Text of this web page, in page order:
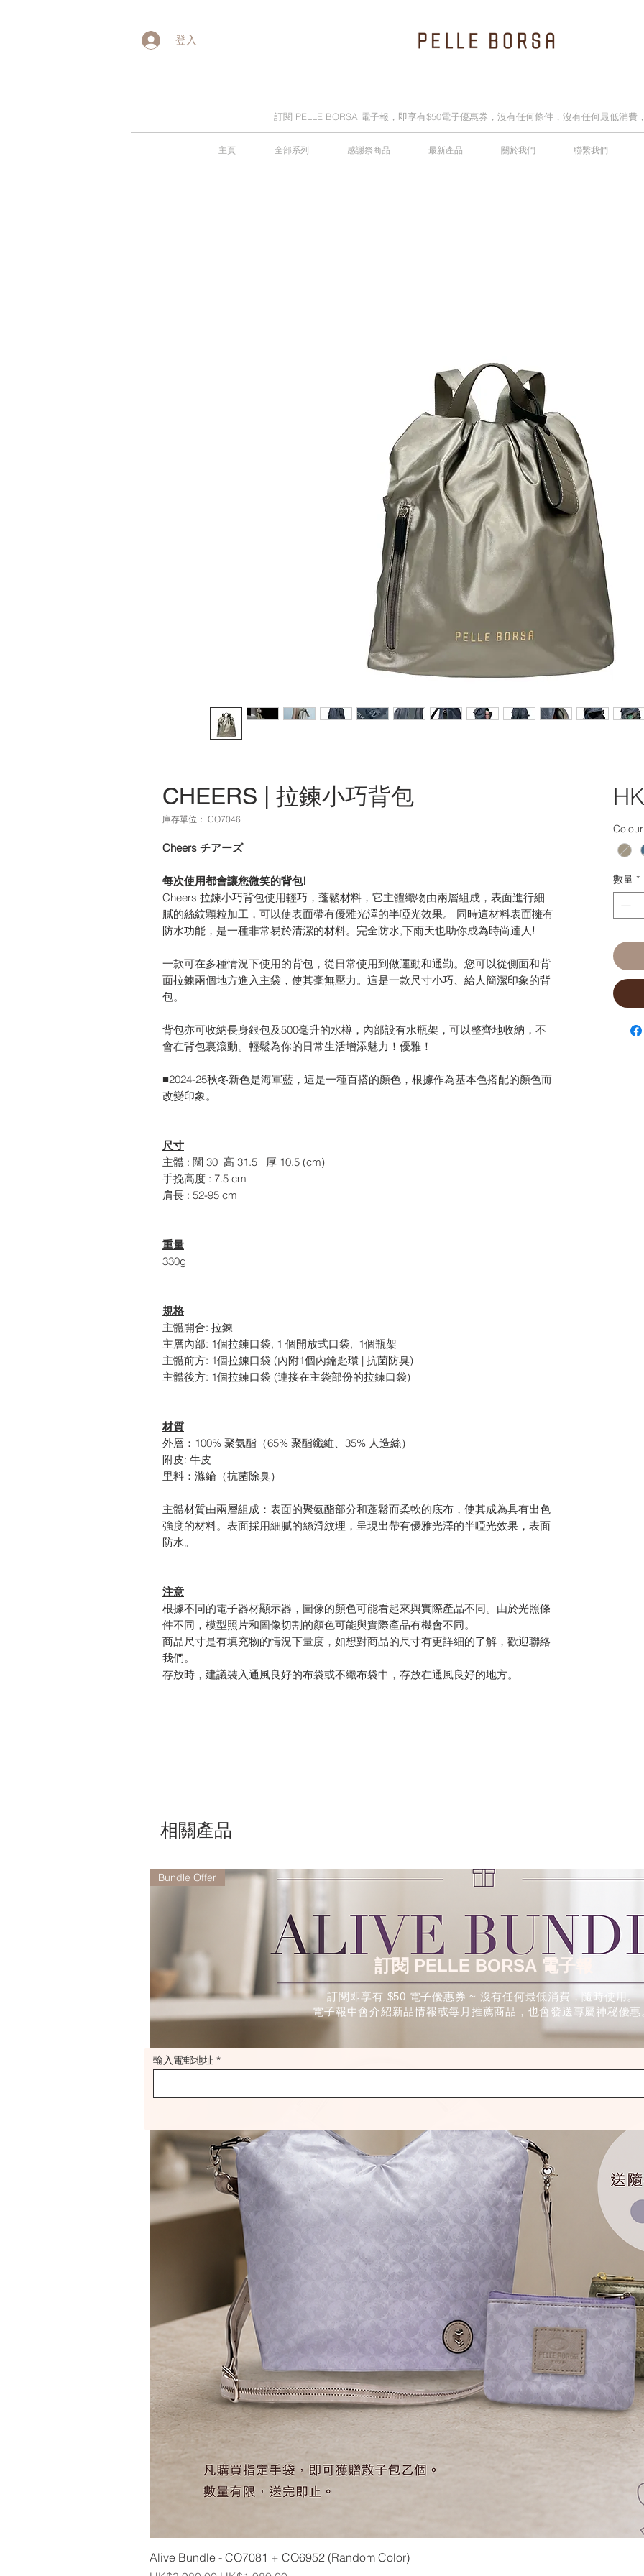
登入
訂閱 PELLE BORSA 電子報，即享有$50電子優惠券，沒有任何條件，沒有任何最低消費
主頁 全部系列 感謝祭商品 最新產品 關於我們 聯繫我們
CHEERS | 拉鍊小巧背包
庫存單位： CO7046
Cheers チアーズ
每次使用都會讓您微笑的背包!
Cheers 拉鍊小巧背包使用輕巧，蓬鬆材料，它主體織物由兩層組成，表面進行細
膩的絲紋顆粒加工，可以使表面帶有優雅光澤的半啞光效果。 同時這材料表面擁有
防水功能，是一種非常易於清潔的材料。完全防水,下雨天也助你成為時尚達人!
一款可在多種情況下使用的背包，從日常使用到做運動和通勤。您可以從側面和背
面拉鍊兩個地方進入主袋，使其毫無壓力。這是一款尺寸小巧、給人簡潔印象的背
包。
背包亦可收納長身銀包及500毫升的水樽，內部設有水瓶架，可以整齊地收納，不
會在背包裏滾動。輕鬆為你的日常生活增添魅力！優雅！
■2024-25秋冬新色是海軍藍，這是一種百搭的顏色，根據作為基本色搭配的顏色而
改變印象。
尺寸
主體 : 闊 30 高 31.5 厚 10.5 (cm)
手挽高度 : 7.5 cm
肩長 : 52-95 cm
重量
330g
規格
主體開合: 拉鍊
主層內部: 1個拉鍊口袋, 1 個開放式口袋, 1個瓶架
主體前方: 1個拉鍊口袋 (內附1個內鑰匙環 | 抗菌防臭)
主體後方: 1個拉鍊口袋 (連接在主袋部份的拉鍊口袋)
材質
外層：100% 聚氨酯（65% 聚酯纖維、35% 人造絲）
附皮: 牛皮
里料：滌綸（抗菌除臭）
主體材質由兩層組成：表面的聚氨酯部分和蓬鬆而柔軟的底布，使其成為具有出色
強度的材料。表面採用細膩的絲滑紋理，呈現出帶有優雅光澤的半啞光效果，表面
防水。
注意
根據不同的電子器材顯示器，圖像的顏色可能看起來與實際產品不同。由於光照條
件不同，模型照片和圖像切割的顏色可能與實際產品有機會不同。
商品尺寸是有填充物的情況下量度，如想對商品的尺寸有更詳細的了解，歡迎聯絡
我們。
存放時，建議裝入通風良好的布袋或不織布袋中，存放在通風良好的地方。
Colour
數量 *
相關產品
Bundle Offer
Alive Bundle - CO7081 + CO6952 (Random Color)
訂閱 PELLE BORSA 電子報
訂閱即享有 $50 電子優惠券 ~ 沒有任何最低消費，隨時使用。
電子報中會介紹新品情報或每月推薦商品，也會發送專屬神秘優惠
輸入電郵地址